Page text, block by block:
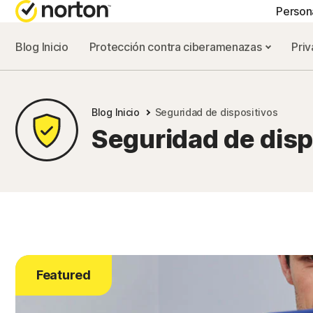
Blog Inicio Protección contra ciberamenazas
Blog Inicio Seguridad de dispositivos
Seguridad de
Featured